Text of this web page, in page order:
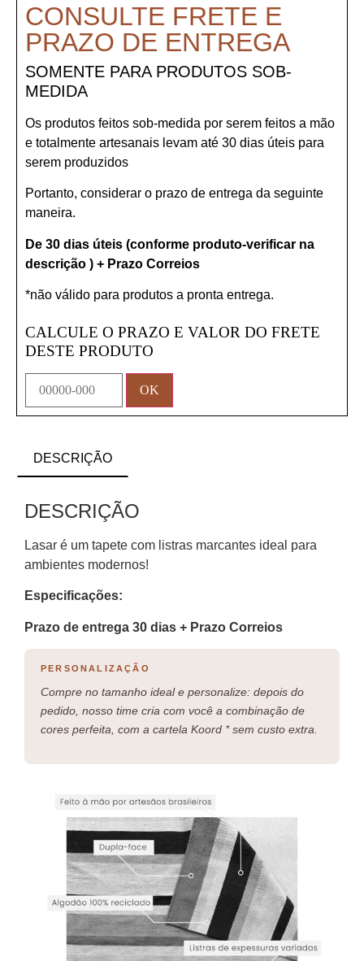
CONSULTE FRETE E
PRAZO DE ENTREGA
SOMENTE PARA PRODUTOS SOB-
MEDIDA
Os produtos feitos sob-medida por serem feitos a mão
e totalmente artesanais levam até 30 dias úteis para
serem produzidos
Portanto, considerar o prazo de entrega da seguinte
maneira.
De 30 dias úteis (conforme produto-verificar na
descrição ) + Prazo Correios
*não válido para produtos a pronta entrega.
CALCULE O PRAZO E VALOR DO FRETE
DESTE PRODUTO
DESCRIÇÃO
DESCRIÇÃO
Lasar é um tapete com listras marcantes ideal para
ambientes modernos!
Especificações:
Prazo de entrega 30 dias + Prazo Correios
PERSONALIZAÇÃO
Compre no tamanho ideal e personalize: depois do
pedido, nosso time cria com você a combinação de
cores perfeita, com a cartela Koord * sem custo extra.